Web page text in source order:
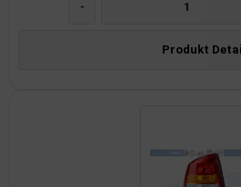
-
Produkt